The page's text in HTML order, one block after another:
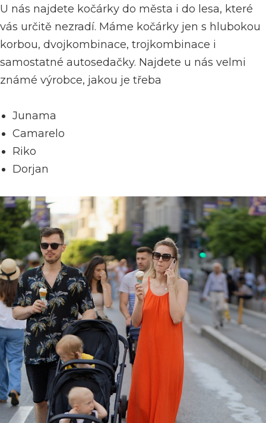
U nás najdete kočárky do města i do lesa, které
vás určitě nezradí. Máme kočárky jen s hlubokou
korbou, dvojkombinace, trojkombinace i
samostatné autosedačky. Najdete u nás velmi
známé výrobce, jakou je třeba
Junama
Camarelo
Riko
Dorjan